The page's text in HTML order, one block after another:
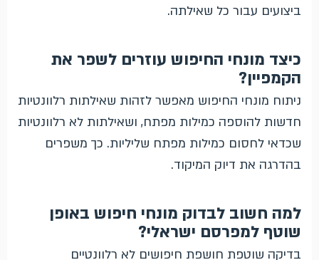
ביצועים עבור כל שאילתה.
כיצד מונחי החיפוש עוזרים לשפר את
הקמפיין?
ניתוח מונחי החיפוש מאפשר לזהות שאילתות רלוונטיות
חדשות להוספה כמילות מפתח, ושאילתות לא רלוונטיות
שכדאי לחסום כמילות מפתח שליליות. כך משפרים
בהדרגה את דיוק המיקוד.
למה חשוב לבדוק מונחי חיפוש באופן
שוטף למפרסם ישראלי?
בדיקה שוטפת חושפת חיפושים לא רלוונטיים